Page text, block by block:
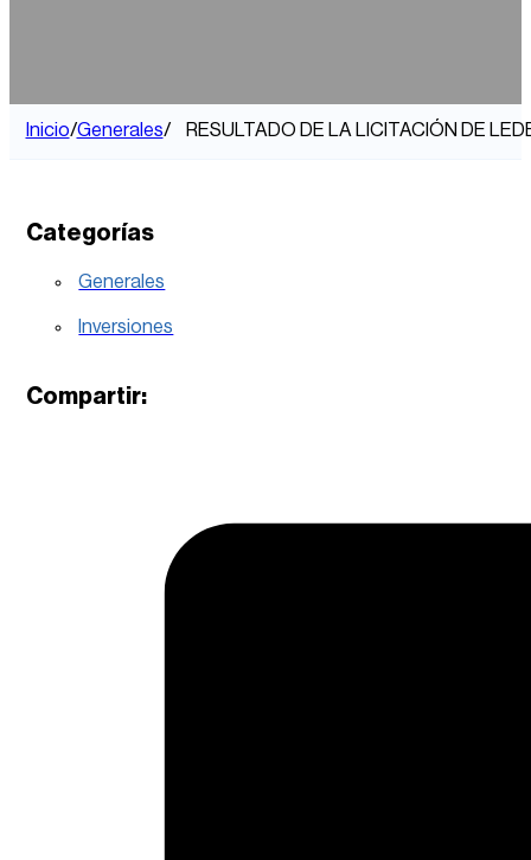
Inicio/Generales/ RESULTADO DE LA LICITACIÓN DE
Categorías
Generales
Inversiones
Compartir: